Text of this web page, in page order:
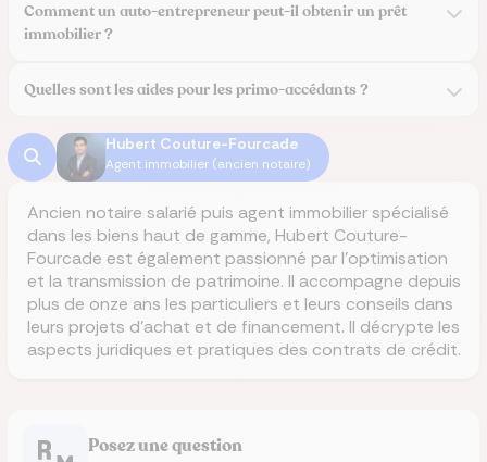
Comment un auto-entrepreneur peut-il obtenir un prêt
immobilier ?
Quelles sont les aides pour les primo-accédants ?
Hubert Couture-Fourcade
Agent immobilier (ancien notaire)
Ancien notaire salarié puis agent immobilier spécialisé
dans les biens haut de gamme, Hubert Couture-
Fourcade est également passionné par l'optimisation
et la transmission de patrimoine. Il accompagne depuis
plus de onze ans les particuliers et leurs conseils dans
leurs projets d’achat et de financement. Il décrypte les
aspects juridiques et pratiques des contrats de crédit.
Posez une question